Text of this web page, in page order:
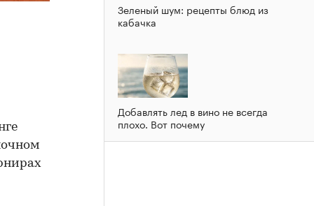
Зеленый шум: рецепты блюд из
кабачка
Добавлять лед в вино не всегда
плохо. Вот почему